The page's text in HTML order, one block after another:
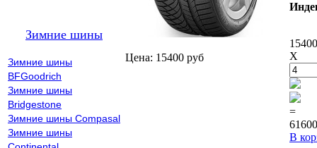
Зимние шины
Зимние шины
BFGoodrich
Зимние шины
Bridgestone
Зимние шины Compasal
Зимние шины
Цена: 15400 руб
X
=
В